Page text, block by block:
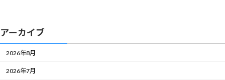
アーカイブ
2026年8月
2026年7月